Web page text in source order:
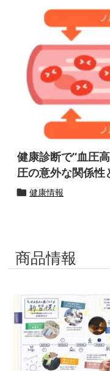
健康診断で“血圧
圧の意外な関係性
 健康情報
商品情報